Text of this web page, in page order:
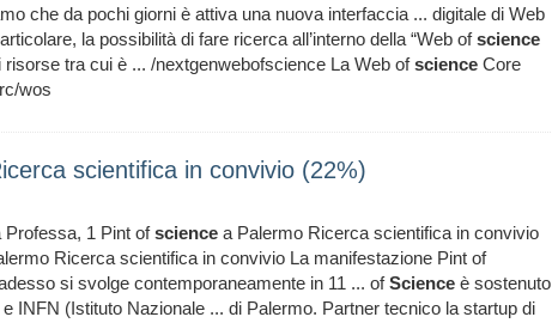
che da pochi giorni è attiva una nuova interfaccia ... digitale di Web
la possibilità di fare ricerca all’interno della “Web ofscience
tra cui è ... /nextgenwebofscience La Web ofscience Core
wos
scientifica in convivio (22%)
1 Pint ofscience a Palermo Ricerca scientifica in convivio
Ricerca scientifica in convivio La manifestazione Pint of
si svolge contemporaneamente in 11 ... ofScience è sostenuto
INFN (Istituto Nazionale ... di Palermo. Partner tecnico la startup di